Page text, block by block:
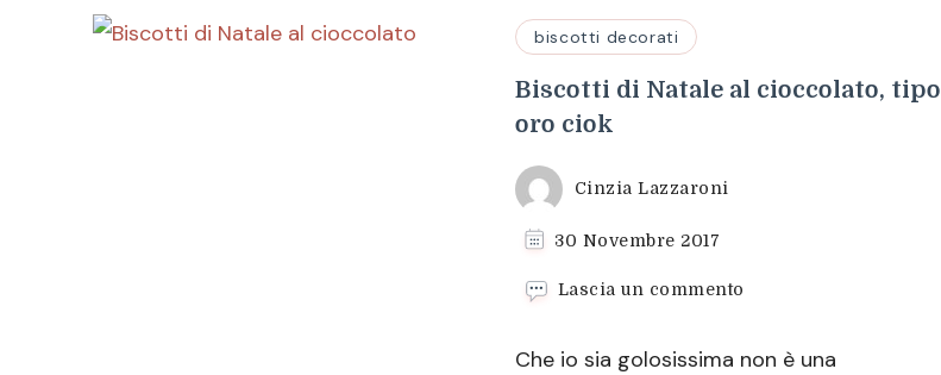
biscotti decorati
Biscotti di Natale al cioccolato, tipo
oro ciok
Cinzia Lazzaroni
30 Novembre 2017
Lascia un commento
Natale
Che io sia golosissima non è una